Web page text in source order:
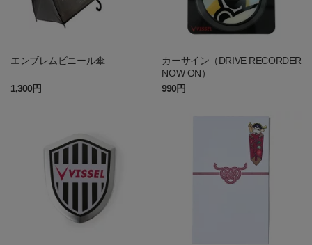
エンブレムビニール傘
1,300円
カーサイン（DRIVE RECORDER
NOW ON）
990円